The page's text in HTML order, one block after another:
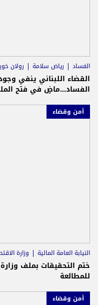
الفساد رياض سلامة رولان
القضاء اللبناني ينفي
الفساد...ماضٍ في فتح
أمن وقضاء
النيابة العامة المالية وزارة
ختم التحقيقات بملف وزارة
للمطالعة
أمن وقضاء